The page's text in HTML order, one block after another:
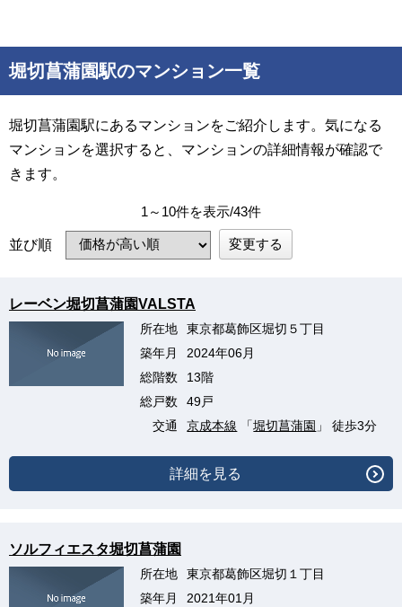
堀切菖蒲園駅のマンション一覧
堀切菖蒲園駅にあるマンションをご紹介します。気になる
マンションを選択すると、マンションの詳細情報が確認で
きます。
1～10件を表示/43件
並び順 変更する
レーベン堀切菖蒲園VALSTA
所在地
東京都葛飾区堀切５丁目
築年月
2024年06月
総階数
13階
総戸数
49戸
交通
京成本線 「堀切菖蒲園 」 徒歩3分
詳細を見る
ソルフィエスタ堀切菖蒲園
所在地
東京都葛飾区堀切１丁目
築年月
2021年01月